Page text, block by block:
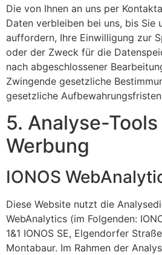
Die von Ihnen an uns per
Daten verbleiben bei uns, bis Sie
auffordern, Ihre Einwilligung zur
oder der Zweck für die
nach abgeschlossener
Zwingende gesetzliche
gesetzliche
5. Analyse-
Werbung
IONOS
Diese Website nutzt die
WebAnalytics (im Folgenden:
1&1 IONOS SE, Elgendorfer
Montabaur. Im Rahmen der